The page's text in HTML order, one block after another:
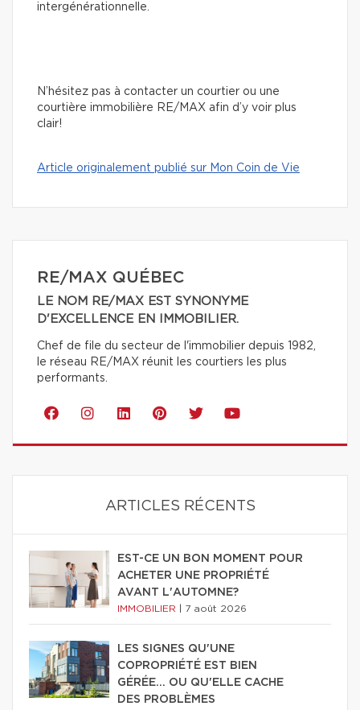
intergénérationnelle.
N’hésitez pas à contacter un courtier ou une
courtière immobilière RE/MAX afin d’y voir plus
clair!
Article originalement publié sur Mon Coin de Vie
RE/MAX QUÉBEC
LE NOM RE/MAX EST SYNONYME
D'EXCELLENCE EN IMMOBILIER.
Chef de file du secteur de l'immobilier depuis 1982,
le réseau RE/MAX réunit les courtiers les plus
performants.
ARTICLES RÉCENTS
EST-CE UN BON MOMENT POUR
ACHETER UNE PROPRIÉTÉ
AVANT L'AUTOMNE?
IMMOBILIER 7 août 2026
LES SIGNES QU'UNE
COPROPRIÉTÉ EST BIEN
GÉRÉE… OU QU'ELLE CACHE
DES PROBLÈMES